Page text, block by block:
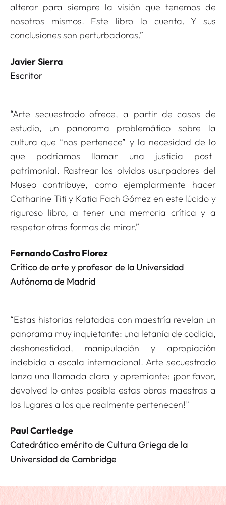
alterar para siempre la visión que tenemos de
nosotros mismos. Este libro lo cuenta. Y sus
conclusiones son perturbadoras.”
Javier Sierra
Escritor
“Arte secuestrado ofrece, a partir de casos de
estudio, un panorama problemático sobre la
cultura que “nos pertenece” y la necesidad de lo
que podríamos llamar una justicia post-
patrimonial. Rastrear los olvidos usurpadores del
Museo contribuye, como ejemplarmente hacer
Catharine Titi y Katia Fach Gómez en este lúcido y
riguroso libro, a tener una memoria crítica y a
respetar otras formas de mirar.”
Fernando Castro Florez
Crítico de arte y profesor de la Universidad
Autónoma de Madrid
“Estas historias relatadas con maestría revelan un
panorama muy inquietante: una letanía de codicia,
deshonestidad, manipulación y apropiación
indebida a escala internacional. Arte secuestrado
lanza una llamada clara y apremiante: ¡por favor,
devolved lo antes posible estas obras maestras a
los lugares a los que realmente pertenecen!”
Paul Cartledge
Catedrático emérito de Cultura Griega de la
Universidad de Cambridge